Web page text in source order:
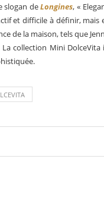
slogan deLongines, «
et difficile à définir, mais
de la maison, tels que
La collection Mini